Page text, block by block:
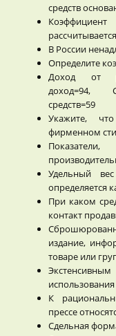
средств
В России
Определите
Доход от
доход=94,
средств=59
Укажите,
фирменном
Удельный
определяется
При каком
контакт
издание,
товаре или
К
прессе
Сдельная